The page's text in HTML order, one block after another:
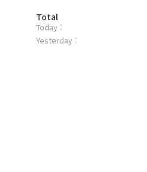
방
문
자
Total
Today :
Yesterday :